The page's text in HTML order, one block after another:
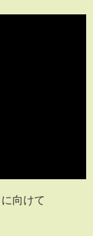
向けて